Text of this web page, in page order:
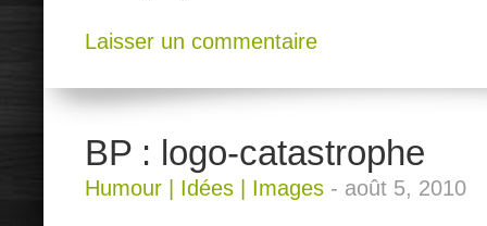
Laisser un commentaire
BP : logo-catastrophe
Humour Idées Images - août 5, 2010